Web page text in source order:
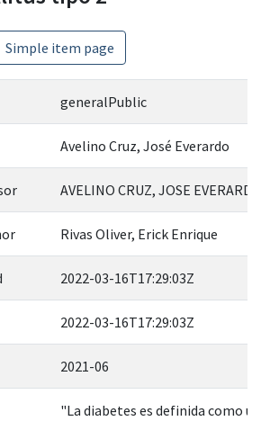
Simple item page
generalPublic
Avelino Cruz, José Everardo
AVELINO CRUZ, JOSE
Rivas Oliver, Erick Enrique
2022-03-16T17:29:03Z
2022-03-16T17:29:03Z
2021-06
"La diabetes es definida como